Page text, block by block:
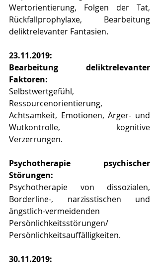
Wertorientierung, Folgen der Tat,
Rückfallprophylaxe, Bearbeitung
deliktrelevanter Fantasien.
23.11.2019:
Bearbeitung deliktrelevanter
Faktoren:
Selbstwertgefühl,
Ressourcenorientierung,
Achtsamkeit, Emotionen, Ärger- und
Wutkontrolle, kognitive
Verzerrungen.
Psychotherapie psychischer
Störungen:
Psychotherapie von dissozialen,
Borderline-, narzisstischen und
ängstlich-vermeidenden
Persönlichkeitsstörungen/
Persönlichkeitsauffälligkeiten.
30.11.2019: